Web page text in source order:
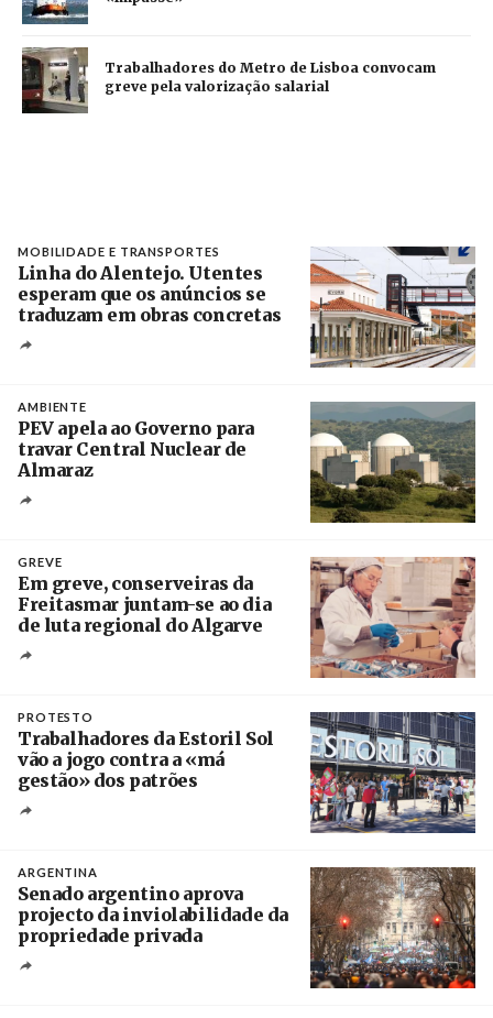
Trabalhadores do Metro de Lisboa convocam
greve pela valorização salarial
MOBILIDADE E TRANSPORTES
Linha do Alentejo. Utentes
esperam que os anúncios se
traduzam em obras concretas
AMBIENTE
PEV apela ao Governo para
travar Central Nuclear de
Almaraz
GREVE
Em greve, conserveiras da
Freitasmar juntam-se ao dia
de luta regional do Algarve
PROTESTO
Trabalhadores da Estoril Sol
vão a jogo contra a «má
gestão» dos patrões
ARGENTINA
Senado argentino aprova
projecto da inviolabilidade da
propriedade privada